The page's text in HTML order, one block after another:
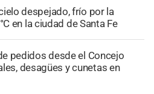
despejado, frío por la
en la ciudad de Santa Fe
pedidos desde el Concejo
desagües y cunetas en